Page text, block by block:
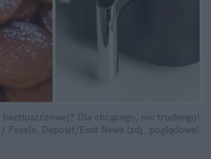
Dla chcącego, nic trudnego!
Pexels, Deposit/East News (zdj. poglądowe)